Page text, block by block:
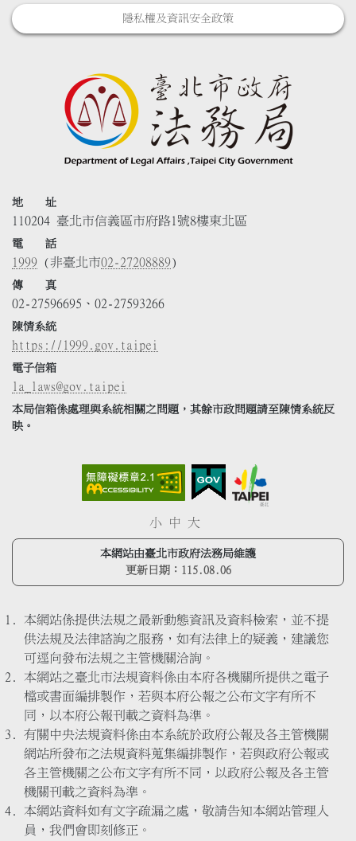
隱私權及資訊安全政策
地 址
110204 臺北市信義區市府路1號8樓東北區
電 話
1999 (非臺北市02-27208889)
傳 真
02-27596695、02-27593266
陳情系統
https://1999.gov.taipei
電子信箱
la_laws@gov.taipei
本局信箱係處理與系統相關之問題，其餘市政問題請至陳情系統反
映。
小 中 大
本網站由臺北市政府法務局維護
更新日期： 115.08.06
本網站係提供法規之最新動態資訊及資料檢索，並不提
供法規及法律諮詢之服務，如有法律上的疑義，建議您
可逕向發布法規之主管機關洽詢。
本網站之臺北市法規資料係由本府各機關所提供之電子
檔或書面編排製作，若與本府公報之公布文字有所不
同，以本府公報刊載之資料為準。
有關中央法規資料係由本系統於政府公報及各主管機關
網站所發布之法規資料蒐集編排製作，若與政府公報或
各主管機關之公布文字有所不同，以政府公報及各主管
機關刊載之資料為準。
本網站資料如有文字疏漏之處，敬請告知本網站管理人
員，我們會即刻修正。